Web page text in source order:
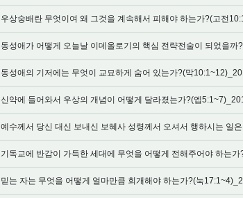
우상숭배란 무엇이여 왜 그것을 계속해서 피해야 하는가?(고전
동성애가 어떻게 오늘날 이데올로기의 핵심 전략전술이 되었을
동성애의 기저에는 무엇이 교묘하게 숨어 있는가?(막
신약에 들어와서 우상의 개념이 어떻게 달라졌는가?(엡
예수께서 당신 대신 보내신 보혜사 성령께서 오셔서 행하시는 일
기독교에 반감이 가득한 세대에 무엇을 어떻게 전해주어야 하는
믿는 자는 무엇을 어떻게 얼마만큼 회개해야 하는가?(눅